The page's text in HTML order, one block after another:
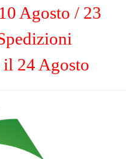
Agosto / 23
24 Agosto